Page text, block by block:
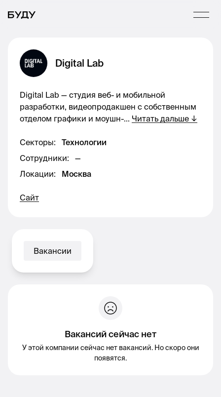
Digital Lab
Digital Lab — студия веб- и мобильной
разработки, видеопродакшен с собственным
отделом графики и моушн-... Читать дальше ↓
Секторы:
Технологии
Сотрудники:
—
Локации: Москва
Сайт
Вакансии
Вакансий сейчас нет
У этой компании сейчас нет вакансий. Но скоро они
появятся.